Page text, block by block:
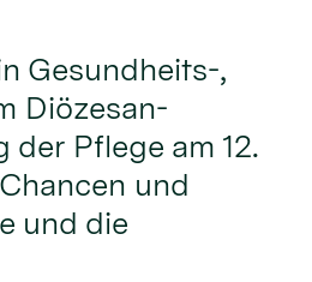
Gesundheits-,
Diözesan-
der Pflege am 12.
und
und die